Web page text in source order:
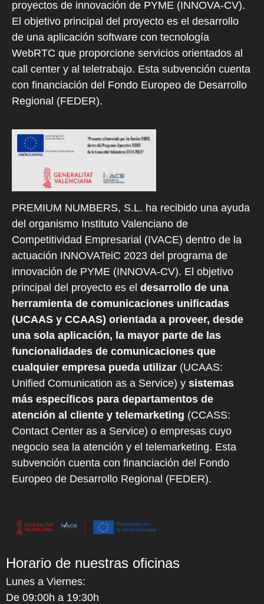
proyectos de innovación de PYME (INNOVA-CV).
El objetivo principal del proyecto es el desarrollo
de una aplicación software con tecnología
WebRTC que proporcione servicios orientados al
call center y al teletrabajo. Esta subvención cuenta
con financiación del Fondo Europeo de Desarrollo
Regional (FEDER).
PREMIUM NUMBERS, S.L. ha recibido una ayuda
del organismo Instituto Valenciano de
Competitividad Empresarial (IVACE) dentro de la
actuación INNOVATeiC 2023 del programa de
innovación de PYME (INNOVA-CV). El objetivo
principal del proyecto es el desarrollo de una
herramienta de comunicaciones unificadas
(UCAAS y CCAAS) orientada a proveer, desde
una sola aplicación, la mayor parte de las
funcionalidades de comunicaciones que
cualquier empresa pueda utilizar (UCAAS:
Unified Comunication as a Service) y sistemas
más específicos para departamentos de
atención al cliente y telemarketing (CCASS:
Contact Center as a Service) o empresas cuyo
negocio sea la atención y el telemarketing. Esta
subvención cuenta con financiación del Fondo
Europeo de Desarrollo Regional (FEDER).
Horario de nuestras oficinas
Lunes a Viernes:
De 09:00h a 19:30h